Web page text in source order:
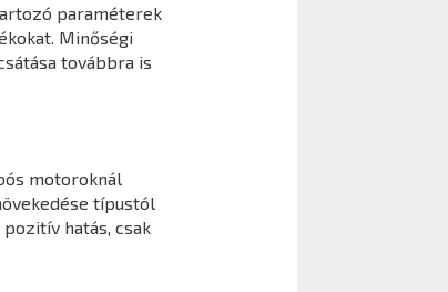
paraméterek
Minőségi
továbbra is
motoroknál
típustól
hatás, csak